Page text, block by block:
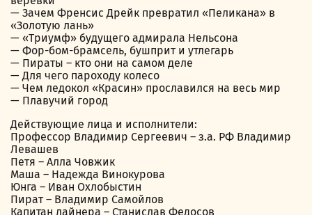
— Зачем Френсис Дрейк превратил «Пеликана» в
«Золотую лань»
— «Триумф» будущего адмирала Нельсона
— Фор-бом-брамсель, бушприт и утлегарь
— Пираты – кто они на самом деле
— Для чего пароходу колесо
— Чем ледокол «Красин» прославился на весь мир
— Плавучий город
Действующие лица и исполнители:
Профессор Владимир Сергеевич – з.а. РФ Владимир
Левашев
Петя – Алла Човжик
Маша – Надежда Винокурова
Юнга – Иван Охлобыстин
Пират – Владимир Самойлов
Капитан лайнера – Станислав Федосов